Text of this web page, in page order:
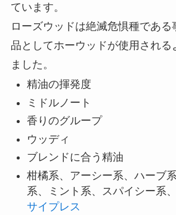
ています。
ローズウッドは絶滅危惧種である
品としてホーウッドが使用される
ました。
精油の揮発度
ミドルノート
香りのグループ
ウッディ
ブレンドに合う精油
柑橘系、アーシー系、ハーブ
系、ミント系、スパイシー系
サイプレス